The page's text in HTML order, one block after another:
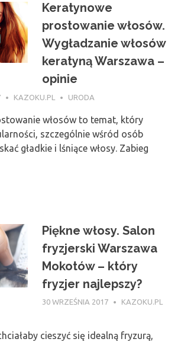
Keratynowe
prostowanie włosów.
Wygładzanie włosów
keratyną Warszawa –
opinie
KAZOKU.PL URODA
włosów to temat, który
szczególnie wśród osób
gładkie i lśniące włosy. Zabieg
Piękne włosy. Salon
fryzjerski Warszawa
Mokotów – który
fryzjer najlepszy?
30 WRZEŚNIA 2017
KAZOKU.PL
cieszyć się idealną fryzurą,